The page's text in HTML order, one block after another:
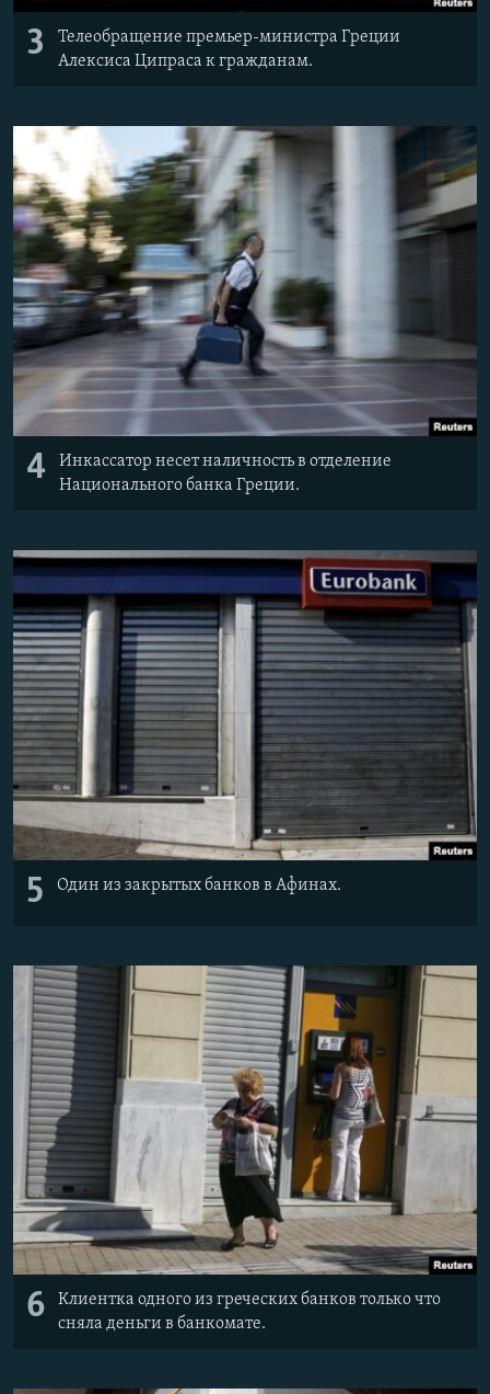
3
Телеобращение премьер-министра Греции
Алексиса Ципраса к гражданам.
4
Инкассатор несет наличность в отделение
Национального банка Греции.
5 Один из закрытых банков в Афинах.
6
Клиентка одного из греческих банков только что
сняла деньги в банкомате.